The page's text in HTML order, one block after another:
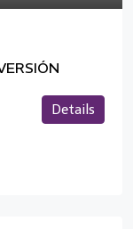
Details